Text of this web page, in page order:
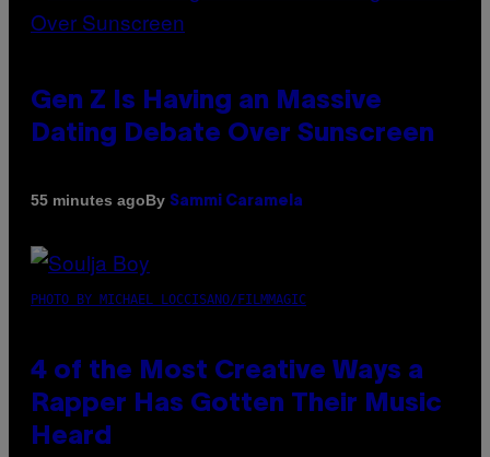
Gen Z Is Having an Massive
Dating Debate Over Sunscreen
55 minutes agoBy Sammi Caramela
PHOTO BY MICHAEL LOCCISANO/FILMMAGIC
4 of the Most Creative Ways a
Rapper Has Gotten Their Music
Heard